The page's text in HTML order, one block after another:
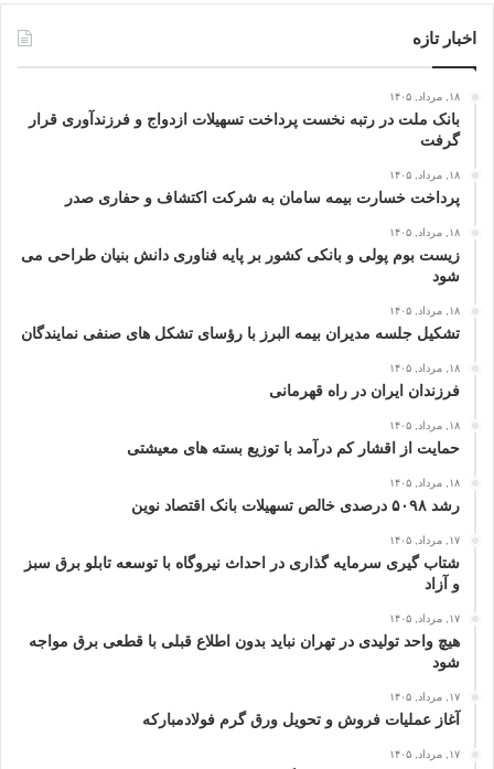
اخبار تازه
۱۸, مرداد, ۱۴۰۵
بانک ملت در رتبه نخست پرداخت تسهیلات ازدواج و فرزندآوری قرار
گرفت
۱۸, مرداد, ۱۴۰۵
پرداخت خسارت بیمه سامان به شرکت اکتشاف و حفاری صدر
۱۸, مرداد, ۱۴۰۵
زیست بوم پولی و بانکی کشور بر پایه فناوری دانش بنیان طراحی می
شود
۱۸, مرداد, ۱۴۰۵
تشکیل جلسه مدیران بیمه البرز با رؤسای تشکل های صنفی نمایندگان
۱۸, مرداد, ۱۴۰۵
فرزندان ایران در راه قهرمانی
۱۸, مرداد, ۱۴۰۵
حمایت از اقشار کم‌ درآمد با توزیع بسته‌ های معیشتی
۱۸, مرداد, ۱۴۰۵
رشد ۵۰۹۸ درصدی خالص تسهیلات بانک اقتصاد نوین
۱۷, مرداد, ۱۴۰۵
شتاب گیری سرمایه گذاری در احداث نیروگاه با توسعه تابلو برق سبز
و آزاد
۱۷, مرداد, ۱۴۰۵
هیچ واحد تولیدی در تهران نباید بدون اطلاع قبلی با قطعی برق مواجه
شود
۱۷, مرداد, ۱۴۰۵
آغاز عملیات فروش و تحویل ورق گرم فولادمبارکه
۱۷, مرداد, ۱۴۰۵